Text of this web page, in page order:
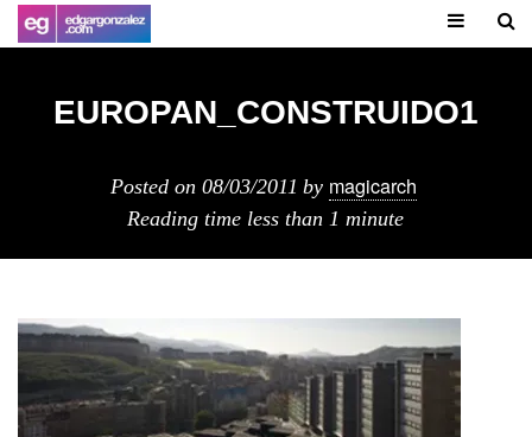
EUROPAN_CONSTRUIDO1
Posted on 08/03/2011 by magicarch
Reading time less than 1 minute